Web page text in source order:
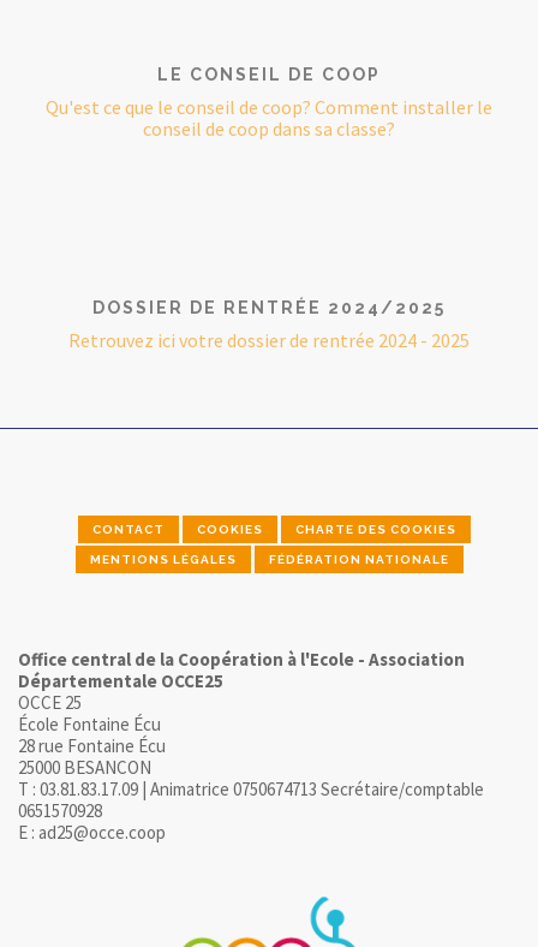
LE CONSEIL DE COOP
Qu'est ce que le conseil de coop? Comment installer le
conseil de coop dans sa classe?
DOSSIER DE RENTRÉE 2024/2025
Retrouvez ici votre dossier de rentrée 2024 - 2025
CONTACT COOKIES CHARTE DES COOKIES
MENTIONS LÉGALES FÉDÉRATION NATIONALE
Office central de la Coopération à l'Ecole - Association
Départementale OCCE25
OCCE 25
École Fontaine Écu
28 rue Fontaine Écu
25000 BESANCON
T : 03.81.83.17.09 | Animatrice 0750674713 Secrétaire/comptable
0651570928
E : ad25@occe.coop